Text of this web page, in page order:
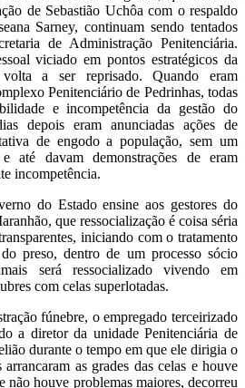
de Sebastião Uchôa com o respaldo
Sarney, continuam sendo tentados
de Administração Penitenciária.
viciado em pontos estratégicos da
a ser reprisado. Quando eram
Penitenciário de Pedrinhas, todas
e incompetência da gestão do
depois eram anunciadas ações de
de engodo a população, sem um
até davam demonstrações de eram
incompetência.
do Estado ensine aos gestores do
que ressocialização é coisa séria
iniciando com o tratamento
preso, dentro de um processo sócio
será ressocializado vivendo em
com celas superlotadas.
fúnebre, o empregado terceirizado
a diretor da unidade Penitenciária de
durante o tempo em que ele dirigia o
as grades das celas e houve
não houve problemas maiores, decorreu